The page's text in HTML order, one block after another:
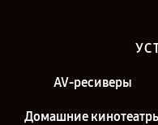
AV-ресиверы
Домашние